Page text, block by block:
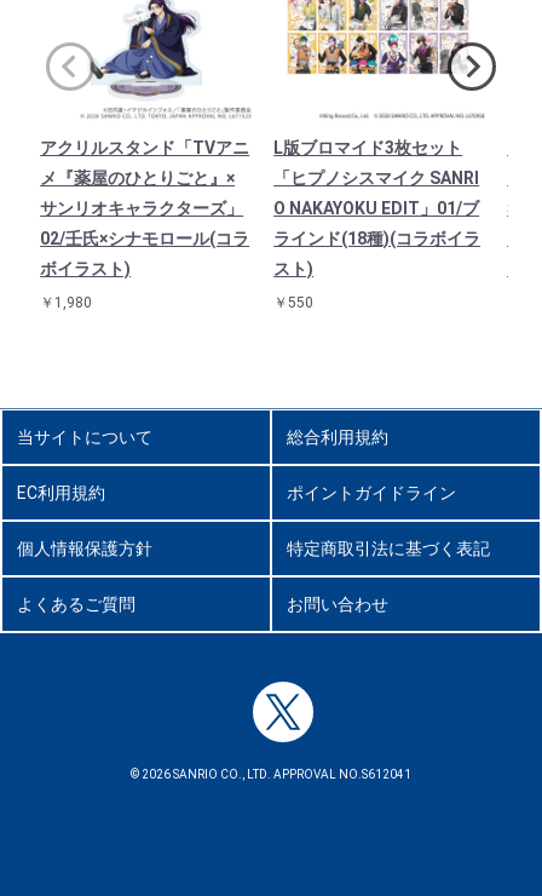
アクリルスタンド「TVアニ
メ『薬屋のひとりごと』×
サンリオキャラクターズ」
02/壬氏×シナモロール(コラ
ボイラスト)
￥1,980
L版ブロマイド3枚セット
「ヒプノシスマイク SANRI
O NAKAYOKU EDIT」01/ブ
ラインド(18種)(コラボイラ
スト)
￥550
×サ
当サイトについて 総合利用規約
EC利用規約 ポイントガイドライン
個人情報保護方針 特定商取引法に基づく表記
よくあるご質問 お問い合わせ
© 2026 SANRIO CO., LTD. APPROVAL NO.S612041